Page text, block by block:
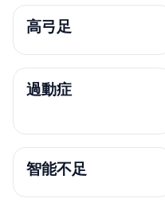
高弓足
過動症
智能不足